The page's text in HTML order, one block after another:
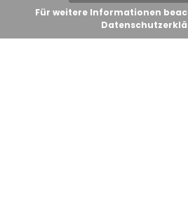
Für weitere Informationen